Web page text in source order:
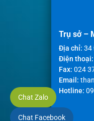
Trụ sở –
Địa chỉ: 34
Điện thoại:
Fax: 024
Email:
Hotline:
Chat Zalo
Chat Facebook